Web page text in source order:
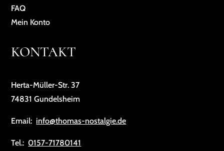
FAQ
Mein Konto
KONTAKT
Herta-Müller-Str. 37
74831 Gundelsheim
Email: info@thomas-nostalgie.de
Tel.: 0157-71780141